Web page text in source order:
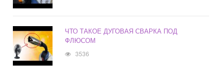
ЧТО ТАКОЕ ДУГОВАЯ СВАРКА ПОД
ФЛЮСОМ
3536